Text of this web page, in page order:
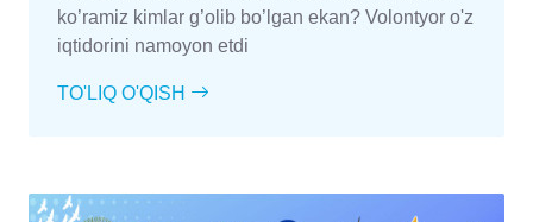
ko’ramiz kimlar g’olib bo’lgan ekan? Volontyor o'z
iqtidorini namoyon etdi
TO'LIQ O'QISH